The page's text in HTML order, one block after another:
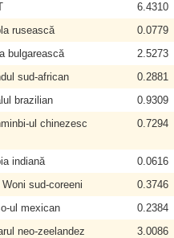
6.4310
rusească 0.0779
bulgarească 2.5273
sud-african 0.2881
brazilian 0.9309
ul chinezesc
0.7294
indiană 0.0616
Woni sud-coreeni 0.3746
ul mexican 0.2384
neo-zeelandez 3.0086